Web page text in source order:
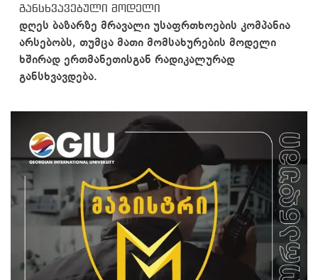
განსხვავებული მოდელი
დღეს ბაზარზე მრავალი უსაფრთხოების კომპანია
არსებობს, თუმცა მათი მომსახურების მოდელი
ხშირად ერთმანეთისგან რადიკალურად
განსხვავდება.